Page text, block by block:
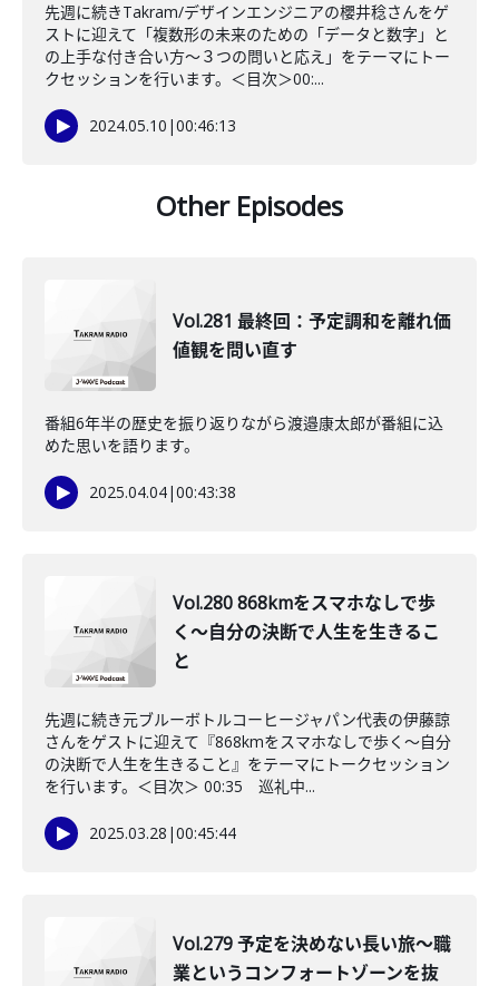
先週に続きTakram/デザインエンジニアの櫻井稔さんをゲ
ストに迎えて「複数形の未来のための「データと数字」と
の上手な付き合い方〜３つの問いと応え」をテーマにトー
クセッションを行います。＜目次＞00:...
2024.05.10 |00:46:13
Other Episodes
Vol.281 最終回：予定調和を離れ価
値観を問い直す
番組6年半の歴史を振り返りながら渡邉康太郎が番組に込
めた思いを語ります。
2025.04.04|00:43:38
Vol.280 868kmをスマホなしで歩
く〜自分の決断で人生を生きるこ
と
先週に続き元ブルーボトルコーヒージャパン代表の伊藤諒
さんをゲストに迎えて『868kmをスマホなしで歩く〜自分
の決断で人生を生きること』をテーマにトークセッション
を行います。＜目次＞ 00:35 巡礼中...
2025.03.28 |00:45:44
Vol.279 予定を決めない長い旅〜職
業というコンフォートゾーンを抜